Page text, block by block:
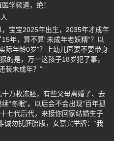
学频道，绝！
宝宝2025年出生，2035年才成年
年，算不算“未成年老妖精”？以
际年龄0岁”？上幼儿园要不要带身
的是，万一这孩子18岁犯了事，
装未成年？”
万枚冻胚，有些父母离婚了、去
“冬眠”。以后会不会出现“百年孤
七代后代，来接你回家结婚生子
诚勿扰胚胎版，女嘉宾举牌：“我